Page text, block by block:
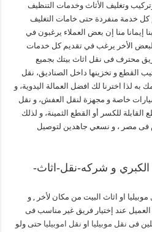
وتغليف الأثاث وخدمات التنظيف
كل خدمة منفردة حتى خامات التغليف
إيمانا منا إن بعض العملاء يرغبون في
الأخر يرغب في تقديم كل خدمات
محترف فى نقل اثاث بيتك بجميع
القطع و تخزينها داخل الصناديق، نقل
لذا اخترنا لك افضل العمالة اليدوية، و
خاصة و مجهزة لنقل العفش، و نقل
القابلة للكسر أو القطع الثمينة، و لذلك
مصر ، و نسعي جاهدين لتوصيل
الكبري و شركه-نقل-اثاث-
موبيليا او اثاث البيت من مكان لأخر , و
عند إختيار فريق غير مناسب فى
فى نقل موبيليا او نقل اموبيليا حتى ولو